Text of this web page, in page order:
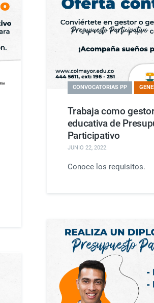
CONVOCATORIAS PP
Trabaja como
educativa de
Participativo
JUNIO 22, 2022.
Conoce los requisitos.